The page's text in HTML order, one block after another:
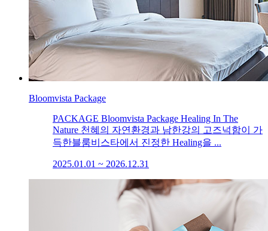
Bloomvista Package
PACKAGE Bloomvista Package Healing In The
Nature 천혜의 자연환경과 남한강의 고즈넉함이 가
득한블룸비스타에서 진정한 Healing을 ...
2025.01.01 ~ 2026.12.31